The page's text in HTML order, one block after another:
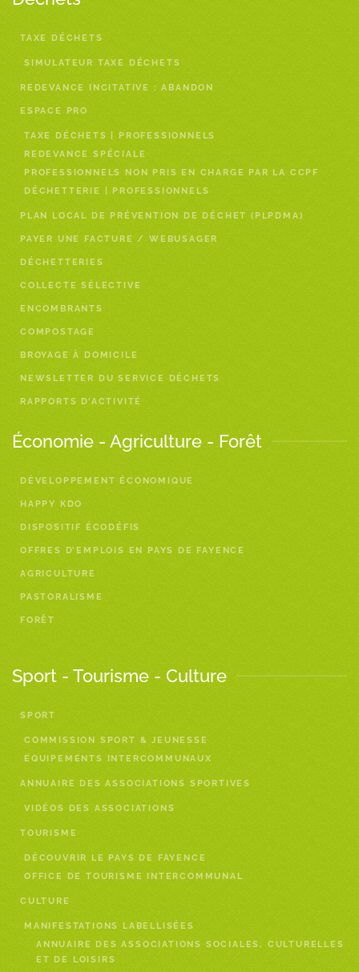
TAXE DÉCHETS
SIMULATEUR TAXE DÉCHETS
REDEVANCE INCITATIVE : ABANDON
ESPACE PRO
TAXE DÉCHETS | PROFESSIONNELS
REDEVANCE SPÉCIALE
PROFESSIONNELS NON PRIS EN CHARGE PAR LA CCPF
DÉCHETTERIE | PROFESSIONNELS
PLAN LOCAL DE PRÉVENTION DE DÉCHET (PLPDMA)
PAYER UNE FACTURE / WEBUSAGER
DÉCHETTERIES
COLLECTE SÉLECTIVE
ENCOMBRANTS
COMPOSTAGE
BROYAGE À DOMICILE
NEWSLETTER DU SERVICE DÉCHETS
RAPPORTS D’ACTIVITÉ
Économie - Agriculture - Forêt
DÉVELOPPEMENT ÉCONOMIQUE
HAPPY KDO
DISPOSITIF ÉCODÉFIS
OFFRES D’EMPLOIS EN PAYS DE FAYENCE
AGRICULTURE
PASTORALISME
FORÊT
Sport - Tourisme - Culture
SPORT
COMMISSION SPORT & JEUNESSE
EQUIPEMENTS INTERCOMMUNAUX
ANNUAIRE DES ASSOCIATIONS SPORTIVES
VIDÉOS DES ASSOCIATIONS
TOURISME
DÉCOUVRIR LE PAYS DE FAYENCE
OFFICE DE TOURISME INTERCOMMUNAL
CULTURE
MANIFESTATIONS LABELLISÉES
ANNUAIRE DES ASSOCIATIONS SOCIALES, CULTURELLES
ET DE LOISIRS